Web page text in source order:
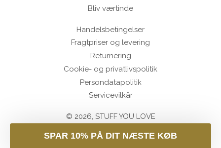
Bliv værtinde
Handelsbetingelser
Fragtpriser og levering
Returnering
Cookie- og privatlivspolitik
Persondatapolitik
Servicevilkår
© 2026, STUFF YOU LOVE
SPAR 10% PÅ DIT NÆSTE KØB